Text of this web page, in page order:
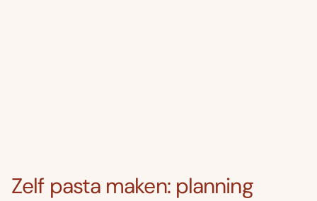
Zelf pasta maken: planning